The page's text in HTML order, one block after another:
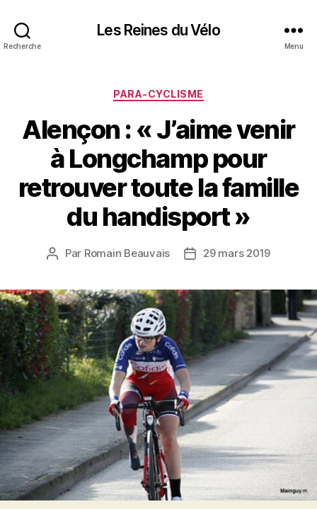
Recherche
Les Reines du Vélo
Menu
Catégories
PARA-CYCLISME
Alençon : « J’aime venir
à Longchamp pour
retrouver toute la famille
du handisport »
Auteur
Par Romain Beauvais
Date29 mars 2019